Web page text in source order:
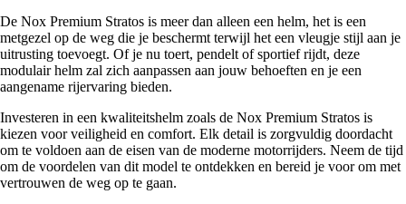
De Nox Premium Stratos is meer dan alleen een helm, het is een
metgezel op de weg die je beschermt terwijl het een vleugje stijl aan je
uitrusting toevoegt. Of je nu toert, pendelt of sportief rijdt, deze
modulair helm zal zich aanpassen aan jouw behoeften en je een
aangename rijervaring bieden.
Investeren in een kwaliteitshelm zoals de Nox Premium Stratos is
kiezen voor veiligheid en comfort. Elk detail is zorgvuldig doordacht
om te voldoen aan de eisen van de moderne motorrijders. Neem de tijd
om de voordelen van dit model te ontdekken en bereid je voor om met
vertrouwen de weg op te gaan.